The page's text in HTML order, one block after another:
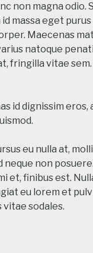
non magna
massa eget
Maecenas
natoque
fringilla vitae
id dignissim
eu nulla at,
non
et, finibus est.
eu lorem et
sodales.